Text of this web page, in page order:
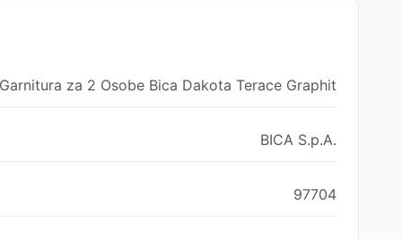
za 2 Osobe Bica Dakota Terace Graphit
BICA S.p.A.
97704